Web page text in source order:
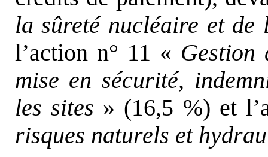
la sûreté nucléaire et
l’action n° 11 « Gestion
mise en sécurité,
les sites » (16,5 %) et
risques naturels et